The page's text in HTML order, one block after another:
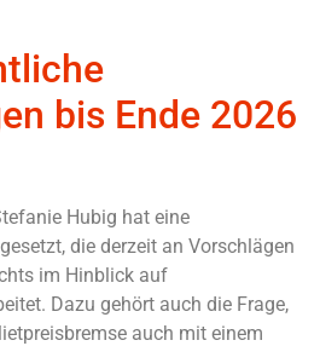
bis Ende 2026
Hubig hat eine
die derzeit an Vorschlägen
im Hinblick auf
Dazu gehört auch die Frage,
auch mit einem